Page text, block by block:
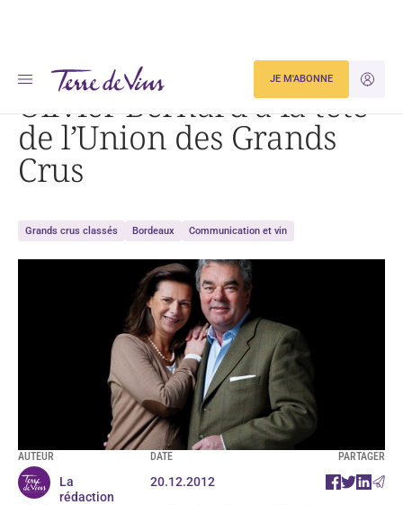
JE
JE M'ABONNE
Accueil Olivier Bernard à la tête de l’Union des Grands Crus
Olivier Bernard à la tête
de l’Union des Grands
Crus
Grands crus classés Bordeaux Communication et vin
AUTEUR
La
rédaction
DATE
20.12.2012
PARTAGER